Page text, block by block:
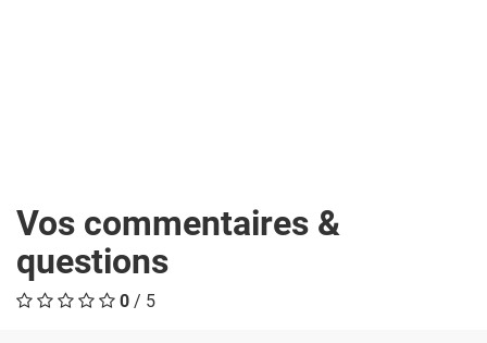
Vos commentaires &
questions
0 / 5